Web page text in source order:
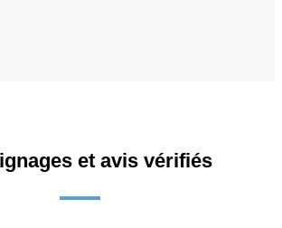
et avis vérifiés